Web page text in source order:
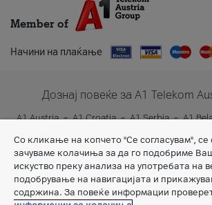
Member of
Начини на плаќање
Дознај повеќе за A1 Telekom
A1 Austria A1 Croatia A1 Serbia A1
Со кликање на копчето "Се согласувам", се
зачуваме колачиња за да го подобриме
искуство преку анализа на употребата на
подобрување на навигацијата и
содржина. За повеќе информации